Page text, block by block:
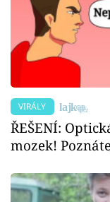
VIRÁLY
ŘEŠENÍ:
mozek!